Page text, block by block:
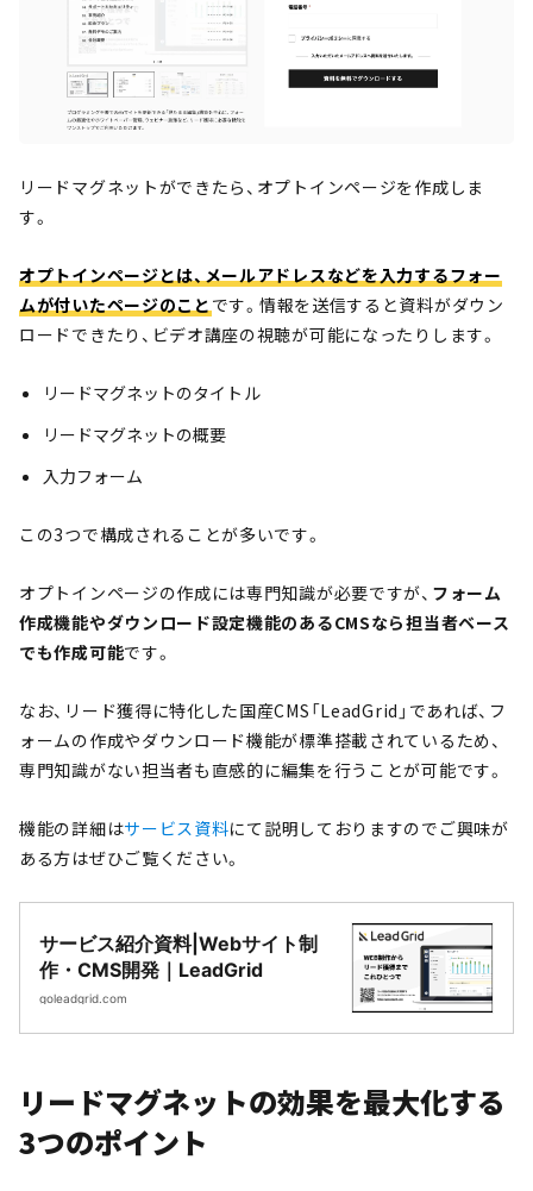
リードマグネットができたら、オプトインページを作成しま
す。
オプトインページとは、メールアドレスなどを入力するフォー
ムが付いたページのこと です。情報を送信すると資料がダウン
ロードできたり、ビデオ講座の視聴が可能になったりします。
リードマグネットのタイトル
リードマグネットの概要
入力フォーム
この3つで構成されることが多いです。
オプトインページの作成には専門知識が必要ですが、 フォーム
作成機能やダウンロード設定機能のあるCMSなら担当者ベース
でも作成可能です。
なお、リード獲得に特化した国産CMS「LeadGrid」であれば、フ
ォームの作成やダウンロード機能が標準搭載されているため、
専門知識がない担当者も直感的に編集を行うことが可能です。
機能の詳細はサービス資料にて説明しておりますのでご興味が
ある方はぜひご覧ください。
サービス紹介資料|Webサイト制
作・CMS開発｜LeadGrid
goleadgrid.com
リードマグネットの効果を最大化する
3つのポイント